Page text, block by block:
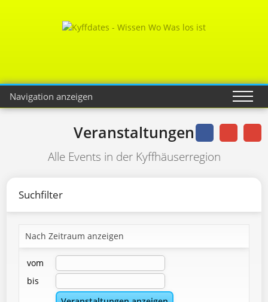
Navigation anzeigen
Veranstaltungen
Alle Events in der Kyffhäuserregion
Suchfilter
Nach Zeitraum anzeigen
vom
bis